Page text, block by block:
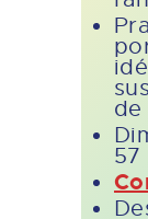
de
57